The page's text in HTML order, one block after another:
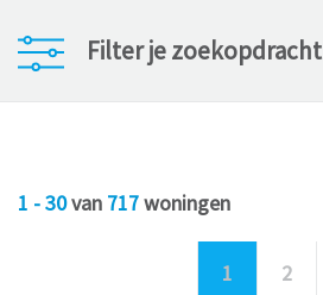
Filter je zoekopdracht
1 - 30van 717woningen
1 2